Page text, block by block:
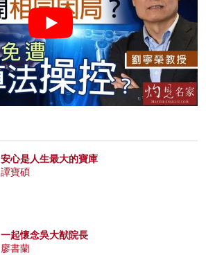
安心是人生最大的寶庫
譚寶碩
一起懷念吳大猷院長
廖書蘭